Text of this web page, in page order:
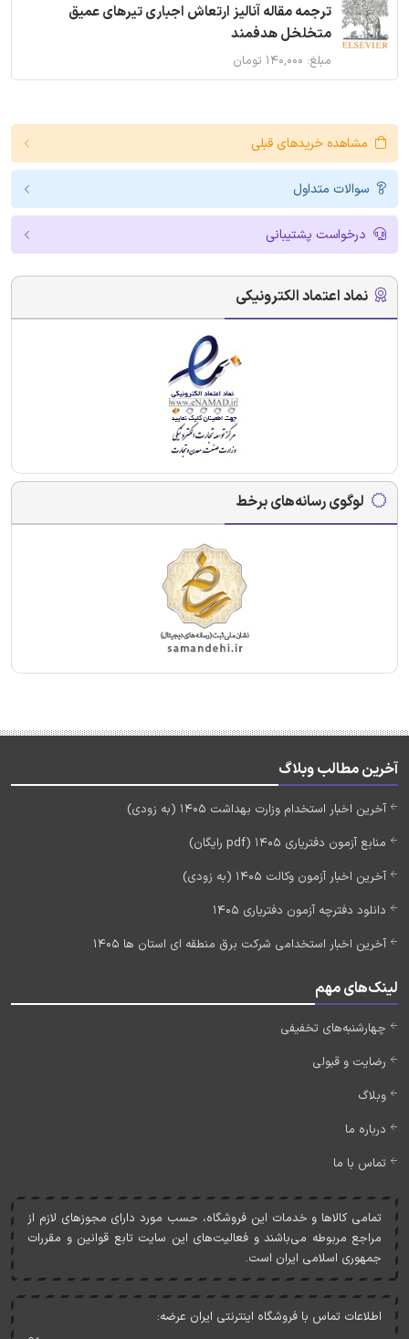
ترجمه مقاله آنالیز ارتعاش اجباری تیرهای عمیق
متخلخل هدفمند
مبلغ: ۱۴۰,۰۰۰ تومان
مشاهده خریدهای قبلی
سوالات متداول
درخواست پشتیبانی
نماد اعتماد الکترونیکی
لوگوی رسانه‌های برخط
آخرین مطالب وبلاگ
آخرین اخبار استخدام وزارت بهداشت 1405 (به زودی)
منابع آزمون دفتریاری 1405 (pdf رایگان)
آخرین اخبار آزمون وکالت 1405 (به زودی)
دانلود دفترچه آزمون دفتریاری 1405
آخرین اخبار استخدامی شرکت برق منطقه ای استان ها 1405
لینک‌های مهم
چهارشنبه‌های تخفیفی
رضایت و قبولی
وبلاگ
درباره ما
تماس با ما
تمامی کالاها و خدمات اين فروشگاه، حسب مورد دارای مجوزهای لازم از
مراجع مربوطه می‌باشند و فعاليت‌های اين سايت تابع قوانين و مقررات
جمهوری اسلامی ايران است.
اطلاعات تماس با فروشگاه اینترنتی ایران عرضه: